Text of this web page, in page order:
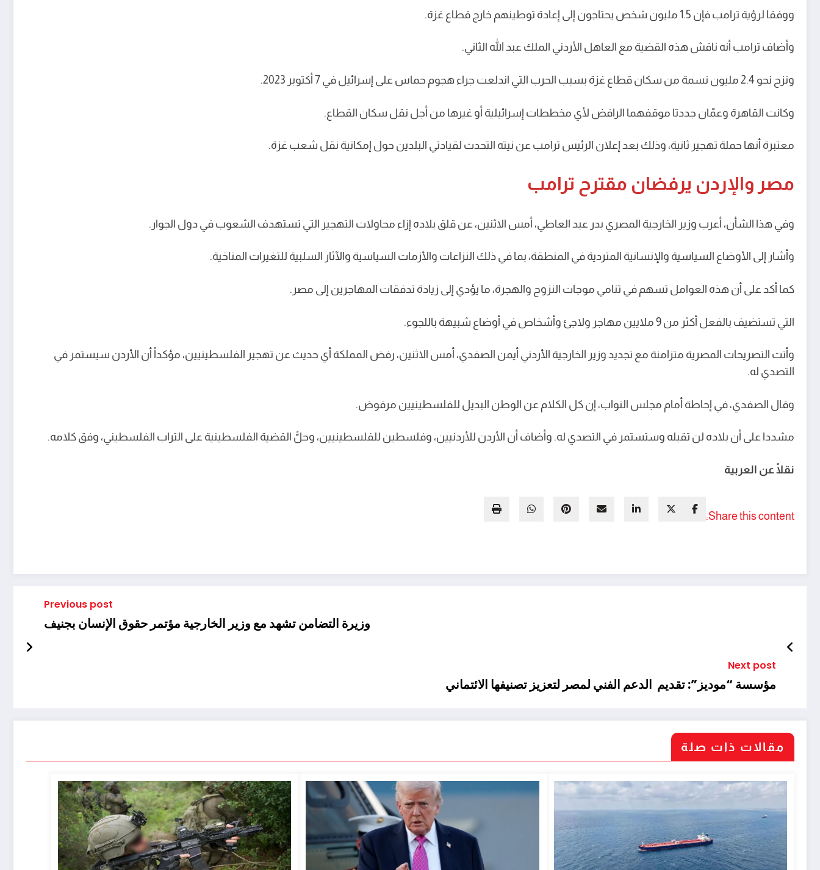
ووفقا لرؤية ترامب فإن 1.5 مليون شخص يحتاجون إلى إعادة توطينهم خارج قطاع غزة.
وأضاف ترامب أنه ناقش هذه القضية مع العاهل الأردني الملك عبد الله الثاني.
ونزح نحو 2.4 مليون نسمة من سكان قطاع غزة بسبب الحرب التي اندلعت جراء هجوم حماس على إسرائيل في 7 أكتوبر 2023.
وكانت القاهرة وعمّان جددتا موقفهما الرافض لأي مخططات إسرائيلية أو غيرها من أجل نقل سكان القطاع.
معتبرة أنها حملة تهجير ثانية، وذلك بعد إعلان الرئيس ترامب عن نيته التحدث لقيادتي البلدين حول إمكانية نقل شعب غزة.
مصر والإردن يرفضان مقترح ترامب
وفي هذا الشأن، أعرب وزير الخارجية المصري بدر عبد العاطي، أمس الاثنين، عن قلق بلاده إزاء محاولات التهجير التي تستهدف الشعوب في دول الجوار.
وأشار إلى الأوضاع السياسية والإنسانية المتردية في المنطقة، بما في ذلك النزاعات والأزمات السياسية والآثار السلبية للتغيرات المناخية.
كما أكد على أن هذه العوامل تسهم في تنامي موجات النزوح والهجرة، ما يؤدي إلى زيادة تدفقات المهاجرين إلى مصر.
التي تستضيف بالفعل أكثر من 9 ملايين مهاجر ولاجئ وأشخاص في أوضاع شبيهة باللجوء.
وأتت التصريحات المصرية متزامنة مع تجديد وزير الخارجية الأردني أيمن الصفدي، أمس الاثنين، رفض المملكة أي حديث عن تهجير الفلسطينيين، مؤكداً أن الأردن سيستمر في
التصدي له.
وقال الصفدي، في إحاطة أمام مجلس النواب، إن كل الكلام عن الوطن البديل للفلسطينيين مرفوض.
مشددا على أن بلاده لن تقبله وستستمر في التصدي له. وأضاف أن الأردن للأردنيين، وفلسطين للفلسطينيين، وحلُّ القضية الفلسطينية على التراب الفلسطيني، وفق كلامه.
نقلًا عن العربية
Share this content:
Previous post
وزيرة التضامن تشهد مع وزير الخارجية مؤتمر حقوق الإنسان بجنيف
Next post
مؤسسة “موديز”: تقديم الدعم الفني لمصر لتعزيز تصنيفها الائتماني
مقالات ذات صلة